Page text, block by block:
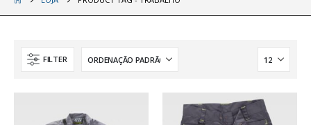
FILTER